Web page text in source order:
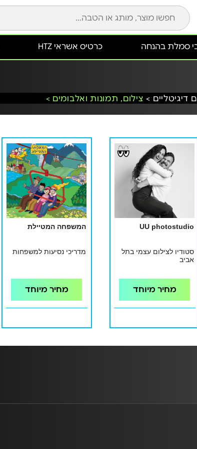
כרטיס אשראי HTZ סמלת בהנחה
דיגיטליים > צילום, תמונות ואלבומים >
UU photostudio
סטודיו לצילום עצמי בתל
אביב
מחיר מיוחד
המשפחה המטיילת
מדריכי נסיעות למשפחות
מחיר מיוחד